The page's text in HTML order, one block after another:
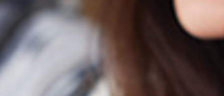
Torbjörn Nilsarve kommer närmast från rollen som
COO på CTS Nordics, ett Oslo-baserat företag
specialiserat på att bygga stora datorhallar i Norden.
Han har lång erfarenhet av införsäljning,
projektutveckling och uppförande av kommersiella
byggnader och industrianläggningar